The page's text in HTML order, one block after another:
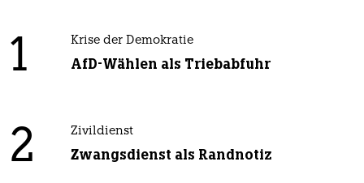
1 Krise der Demokratie
AfD-Wählen als Triebabfuhr
2 Zivildienst
Zwangsdienst als Randnotiz